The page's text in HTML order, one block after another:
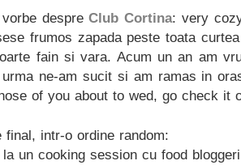
despreClub Cortina: very
frumos zapada peste toata
fain si vara. Acum un an am
ne-am sucit si am ramas in
of you about to wed, go check it
final, intr-o ordine random:
un cooking session cu food